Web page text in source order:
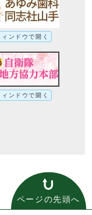
ィンドウで開く
ィンドウで開く
ページの先頭へ